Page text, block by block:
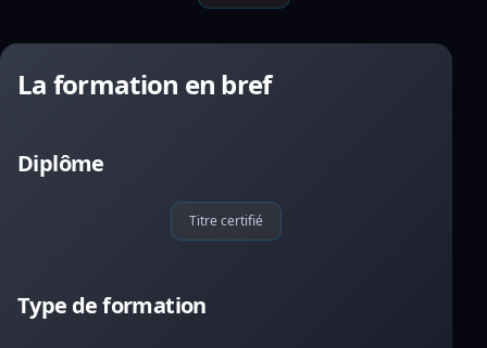
La formation en bref
Diplôme
Titre certifié
Type de formation